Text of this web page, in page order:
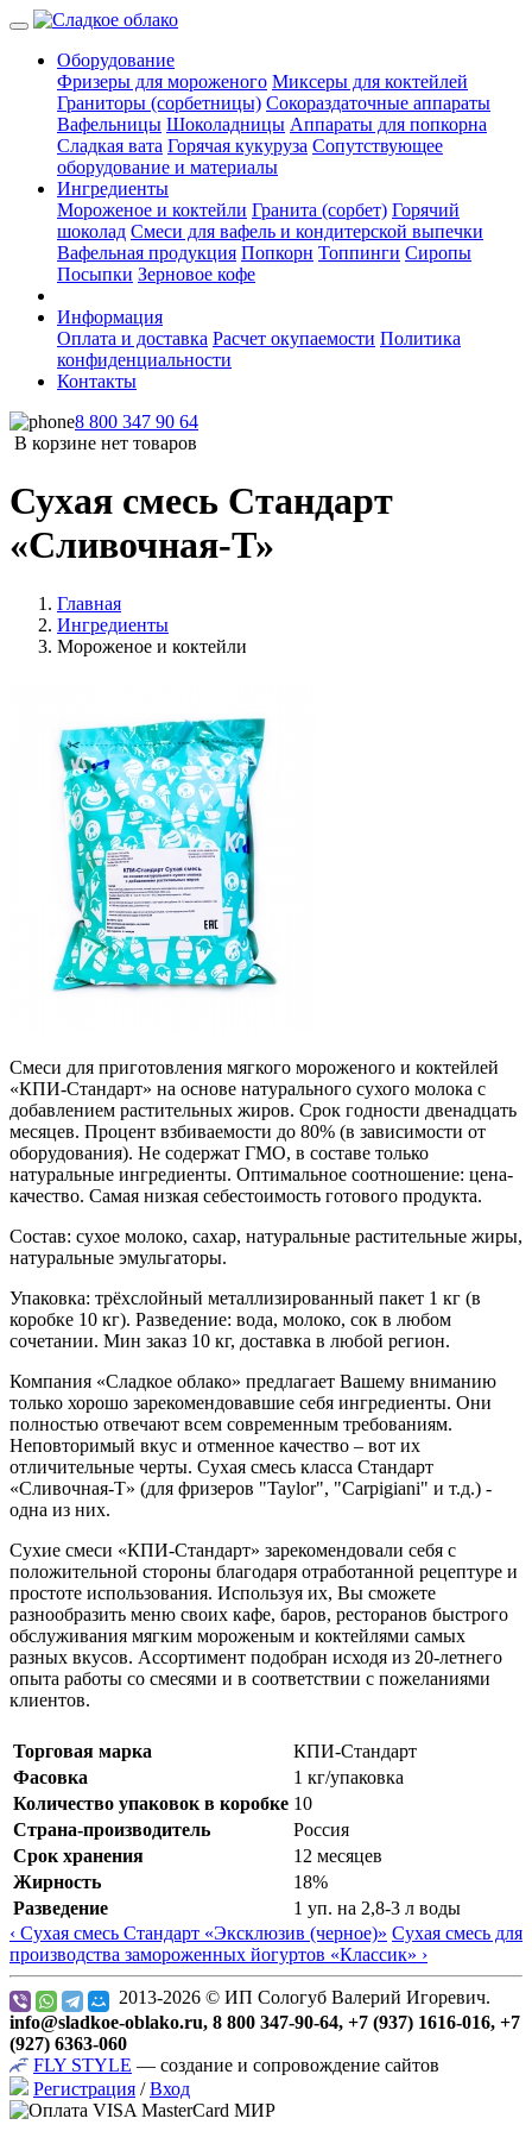
Оборудование
Фризеры для мороженого Миксеры для коктейлей
Граниторы (сорбетницы) Сокораздаточные аппараты
Вафельницы Шоколадницы Аппараты для попкорна
Сладкая вата Горячая кукуруза Сопутствующее
оборудование и материалы
Ингредиенты
Мороженое и коктейли Гранита (сорбет) Горячий
шоколад Смеси для вафель и кондитерской выпечки
Вафельная продукция Попкорн Топпинги Сиропы
Посыпки Зерновое кофе
Информация
Оплата и доставка Расчет окупаемости Политика
конфиденциальности
Контакты
8 800 347 90 64
В корзине нет товаров
Сухая смесь Стандарт
«Сливочная-Т»
Главная
Ингредиенты
Мороженое и коктейли
Смеси для приготовления мягкого мороженого и коктейлей
«КПИ-Стандарт» на основе натурального сухого молока с
добавлением растительных жиров. Срок годности двенадцать
месяцев. Процент взбиваемости до 80% (в зависимости от
оборудования). Не содержат ГМО, в составе только
натуральные ингредиенты. Оптимальное соотношение: цена-
качество. Самая низкая себестоимость готового продукта.
Состав: сухое молоко, сахар, натуральные растительные жиры,
натуральные эмульгаторы.
Упаковка: трёхслойный металлизированный пакет 1 кг (в
коробке 10 кг). Разведение: вода, молоко, сок в любом
сочетании. Мин заказ 10 кг, доставка в любой регион.
Компания «Сладкое облако» предлагает Вашему вниманию
только хорошо зарекомендовавшие себя ингредиенты. Они
полностью отвечают всем современным требованиям.
Неповторимый вкус и отменное качество – вот их
отличительные черты. Сухая смесь класса Стандарт
«Сливочная-Т» (для фризеров "Taylor", "Сarpigiani" и т.д.) -
одна из них.
Сухие смеси «КПИ-Стандарт» зарекомендовали себя с
положительной стороны благодаря отработанной рецептуре и
простоте использования. Используя их, Вы сможете
разнообразить меню своих кафе, баров, ресторанов быстрого
обслуживания мягким мороженым и коктейлями самых
разных вкусов. Ассортимент подобран исходя из 20-летнего
опыта работы со смесями и в соответствии с пожеланиями
клиентов.
Торговая марка
КПИ-Стандарт
Фасовка
1 кг/упаковка
Количество упаковок в коробке 10
Страна-производитель
Россия
Срок хранения
12 месяцев
Жирность
18%
Разведение
1 уп. на 2,8-3 л воды
‹ Сухая смесь Стандарт «Эксклюзив (черное)» Сухая смесь для
производства замороженных йогуртов «Классик» ›
2013-2026 © ИП Сологуб Валерий Игоревич.
info@sladkoe-oblako.ru, 8 800 347-90-64, +7 (937) 1616-016, +7
(927) 6363-060
FLY STYLE — создание и сопровождение сайтов
Регистрация /Вход